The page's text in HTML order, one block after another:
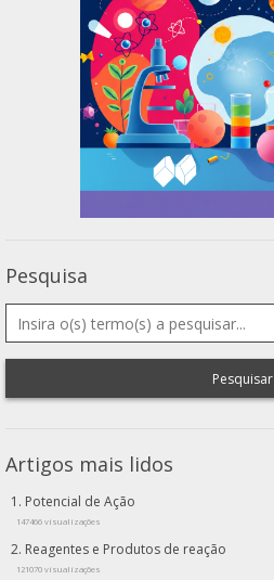
Pesquisa
Pesquisar
Artigos mais lidos
Potencial de Ação
147466 visualizações
Reagentes e Produtos de reação
121070 visualizações